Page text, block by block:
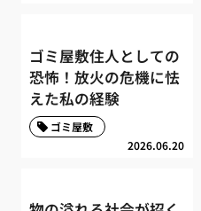
ゴミ屋敷住人としての
恐怖！放火の危機に怯
えた私の経験
2026.06.20
ゴミ屋敷